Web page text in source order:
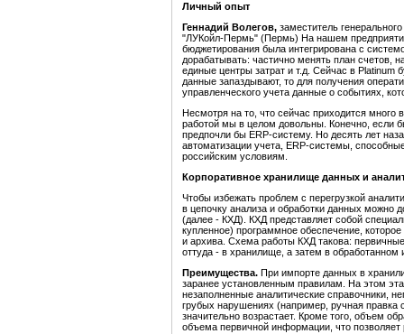
Личный опыт
Геннадий Волегов, заместитель
"ЛУКойл-Пермь" (Пермь) На нашем
бюджетирования была интегрирована с
дорабатывать: частично менять план счетов,
единые центры затрат и т.д. Сейчас в Platinum
данные запаздывают, то для получения
управленческого учета данные о событиях,
Несмотря на то, что сейчас приходится
работой мы в целом довольны. Конечно, если
предпочли бы ERP-систему. Но десять лет
автоматизации учета, ERP-системы,
российским условиям.
Корпоративное хранилище данных и
Чтобы избежать проблем с перегрузкой
в цепочку анализа и обработки данных можно
(далее - КХД). КХД представляет собой
купленное) программное обеспечение,
и архива. Схема работы КХД такова:
оттуда - в хранилище, а затем в
Преимущества. При импорте данных в
заранее установленным правилам. На этом
незаполненные аналитические справочники,
грубых нарушениях (например, ручная правка
значительно возрастает. Кроме того, объем
объема первичной информации, что позволяет